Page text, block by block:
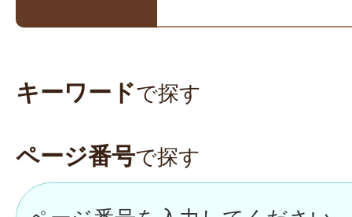
キーワードで探す
ページ番号で探す